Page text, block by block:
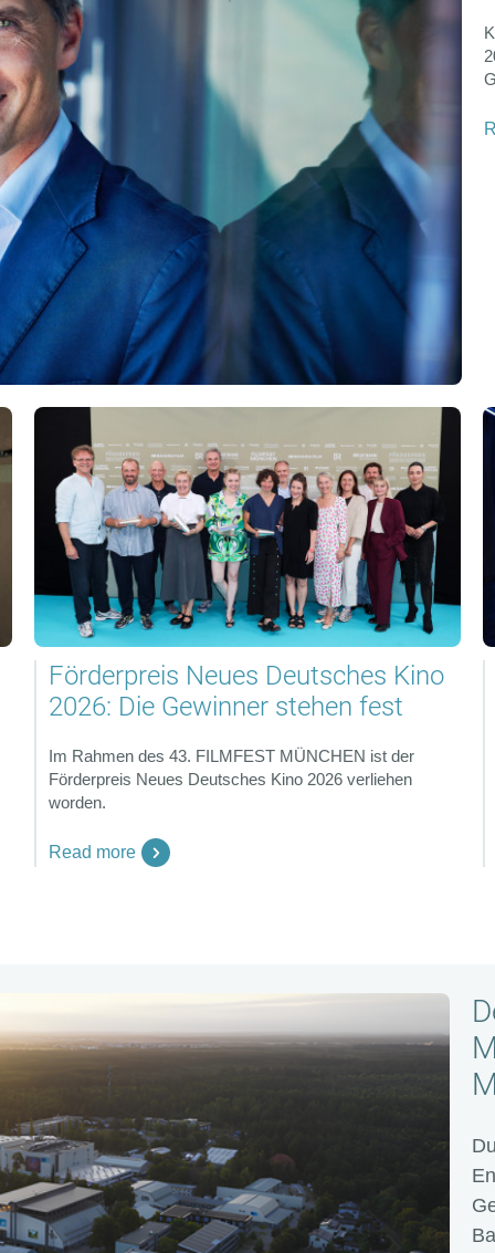
Förderpreis Neues Deutsches Kino
2026: Die Gewinner stehen fest
Im Rahmen des 43. FILMFEST MÜNCHEN ist der
Förderpreis Neues Deutsches Kino 2026 verliehen
worden.
Read more